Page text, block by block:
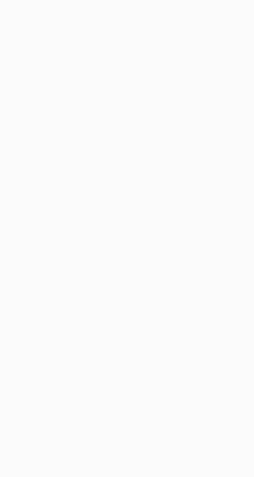
সমাবেশের উদ্বোধন করলেন
সংস্কার না হলে এই